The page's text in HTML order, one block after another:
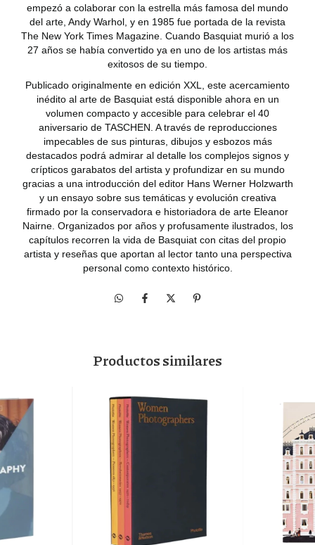
empezó a colaborar con la estrella más famosa del mundo
del arte, Andy Warhol, y en 1985 fue portada de la revista
The New York Times Magazine. Cuando Basquiat murió a los
27 años se había convertido ya en uno de los artistas más
exitosos de su tiempo.
Publicado originalmente en edición XXL, este acercamiento
inédito al arte de Basquiat está disponible ahora en un
volumen compacto y accesible para celebrar el 40
aniversario de TASCHEN. A través de reproducciones
impecables de sus pinturas, dibujos y esbozos más
destacados podrá admirar al detalle los complejos signos y
crípticos garabatos del artista y profundizar en su mundo
gracias a una introducción del editor Hans Werner Holzwarth
y un ensayo sobre sus temáticas y evolución creativa
firmado por la conservadora e historiadora de arte Eleanor
Nairne. Organizados por años y profusamente ilustrados, los
capítulos recorren la vida de Basquiat con citas del propio
artista y reseñas que aportan al lector tanto una perspectiva
personal como contexto histórico.
Productos similares